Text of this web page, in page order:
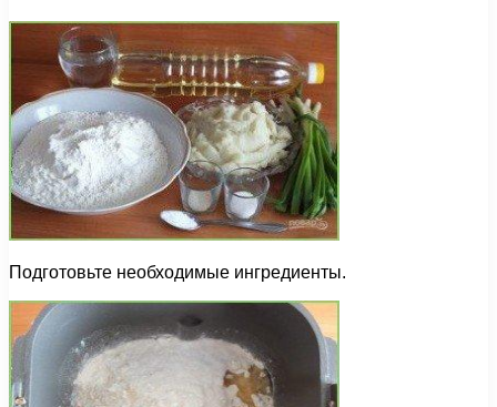
Подготовьте необходимые ингредиенты.